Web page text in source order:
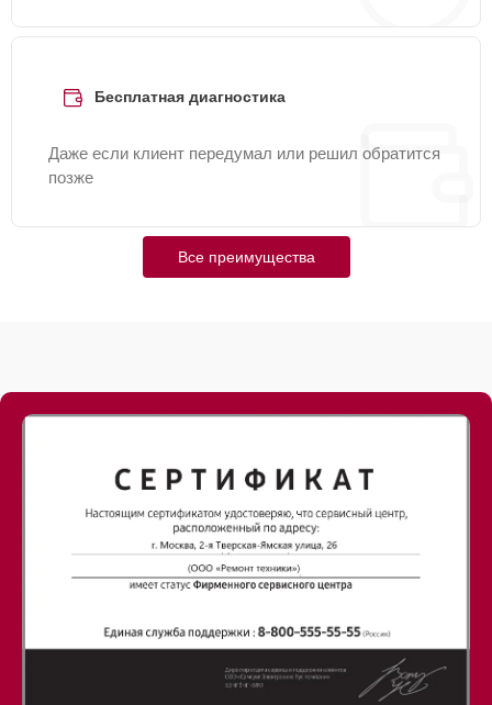
Бесплатная диагностика
Даже если клиент передумал или решил обратится
позже
Все преимущества